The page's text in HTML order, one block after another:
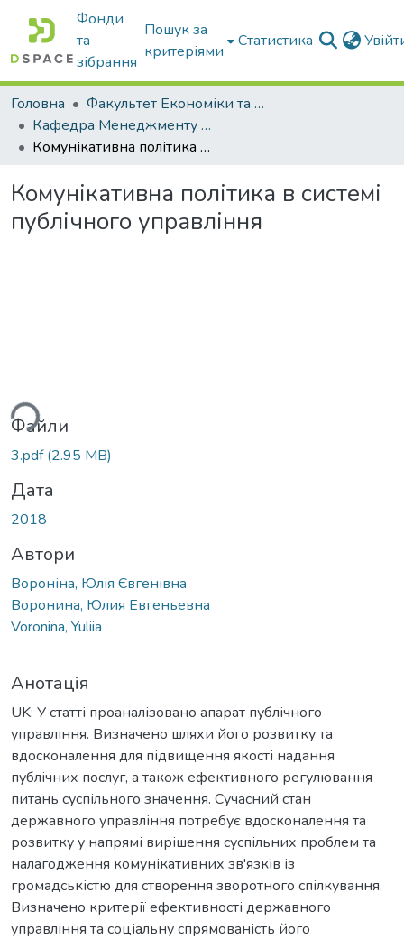
Фонди
та
зібрання
Пошук за
критеріями
Статистика
Головна
Факультет Економіки та бізнесу
Кафедра Менеджменту та публічного адміністрування
Комунікативна політика в системі публічного управління
Комунікативна політика в системі
публічного управління
Файли
3.pdf(2.95 MB)
Дата
2018
Автори
Вороніна, Юлія Євгенівна
Воронина, Юлия Евгеньевна
Voronina, Yuliia
Анотація
UK: У статті проаналізовано апарат публічного
управління. Визначено шляхи його розвитку та
вдосконалення для підвищення якості надання
публічних послуг, а також ефективного регулювання
питань суспільного значення. Сучасний стан
державного управління потребує вдосконалення та
розвитку у напрямі вирішення суспільних проблем та
налагодження комунікативних зв'язків із
громадськістю для створення зворотного спілкування.
Визначено критерії ефективності державного
управління та соціальну спрямованість його